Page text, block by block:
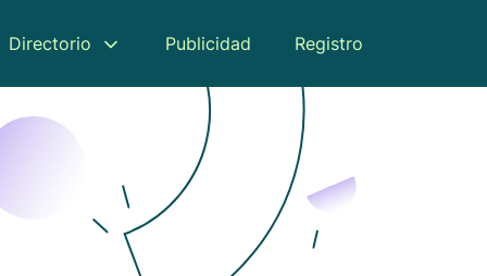
Directorio Publicidad Registro